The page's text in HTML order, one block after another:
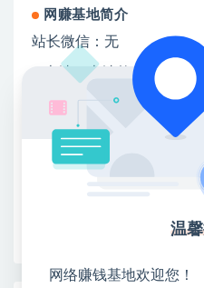
网赚基地简介
站长微信：无
❤本站：本站整合多方资
类&副业类，资源丰富 物超
❤能助您：找项目 + 低成
各种项目 + 提升网创认知。
❤本站为众多团队提供了
开启网络之门，广受好评！
❤如果您也依存于互联网
早为您提供丰盛价值。祝
温
网络赚钱基地欢迎您！